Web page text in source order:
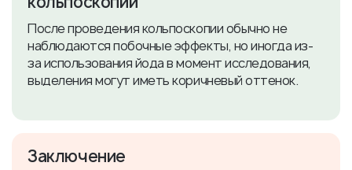
После проведения кольпоскопии обычно не
наблюдаются побочные эффекты, но иногда из-
за использования йода в момент исследования,
выделения могут иметь коричневый оттенок.
Заключение